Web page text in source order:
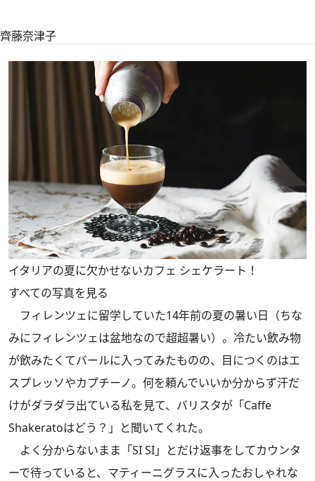
齊藤奈津子
イタリアの夏に欠かせないカフェ シェケラート！
すべての写真を見る
フィレンツェに留学していた14年前の夏の暑い日（ちな
みにフィレンツェは盆地なので超超暑い）。冷たい飲み物
が飲みたくてバールに入ってみたものの、目につくのはエ
スプレッソやカプチーノ。何を頼んでいいか分からず汗だ
けがダラダラ出ている私を見て、バリスタが「Caffe
Shakeratoはどう？」と聞いてくれた。
よく分からないまま「SI SI」とだけ返事をしてカウンタ
ーで待っていると、マティーニグラスに入ったおしゃれな